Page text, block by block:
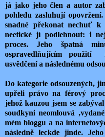
já jako jeho člen a autor
pohledu zasluhují
snadné překonat nechuť
neetické jí podlehnout: i
proces. Jeho špatná
ospravedlňujícím použití
usvědčení a následnému
Do kategorie odsouzených,
upřeli právo na férový
jehož kauzou jsem se
soudkyni neomlouvá
mém bloggu a na
následně leckde jinde.